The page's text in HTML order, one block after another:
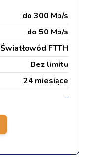
do 300 Mb/s
do 50 Mb/s
Światłowód FTTH
Bez limitu
24 miesiące
-